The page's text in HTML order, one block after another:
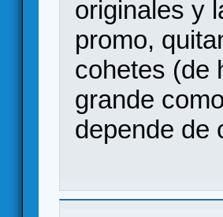
originales y
promo,
cohetes (de
grande
depende de